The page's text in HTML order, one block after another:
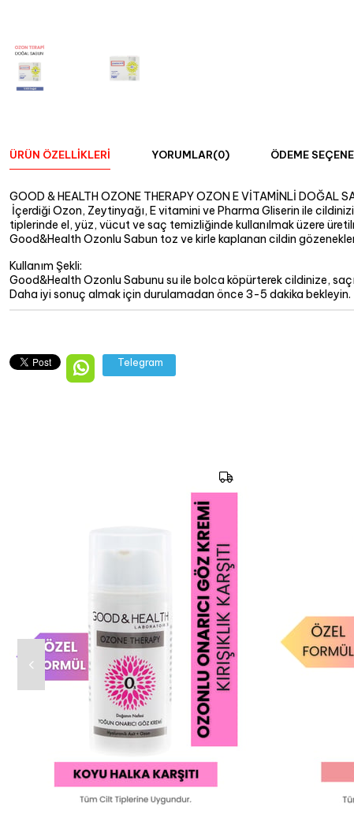
ÜRÜN ÖZELLIKLERI YORUMLAR(0) ÖDEME
GOOD & HEALTH OZONE THERAPY OZON E VİTAMİNLİ DOĞAL
İçerdiği Ozon, Zeytinyağı, E vitamini ve Pharma Gliserin ile
tiplerinde el, yüz, vücut ve saç temizliğinde kullanılmak üzere
Good&Health Ozonlu Sabun toz ve kirle kaplanan cildin
Kullanım Şekli:
Good&Health Ozonlu Sabunu su ile bolca köpürterek cildinize,
Daha iyi sonuç almak için durulamadan önce 3-5 dakika bekleyin.
Telegram